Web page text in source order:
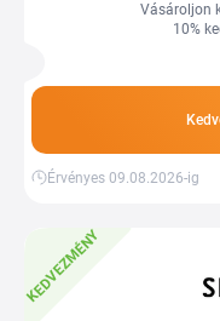
Vásároljon
10%
Érvényes 09.08.2026-ig
KEDVEZMÉNY